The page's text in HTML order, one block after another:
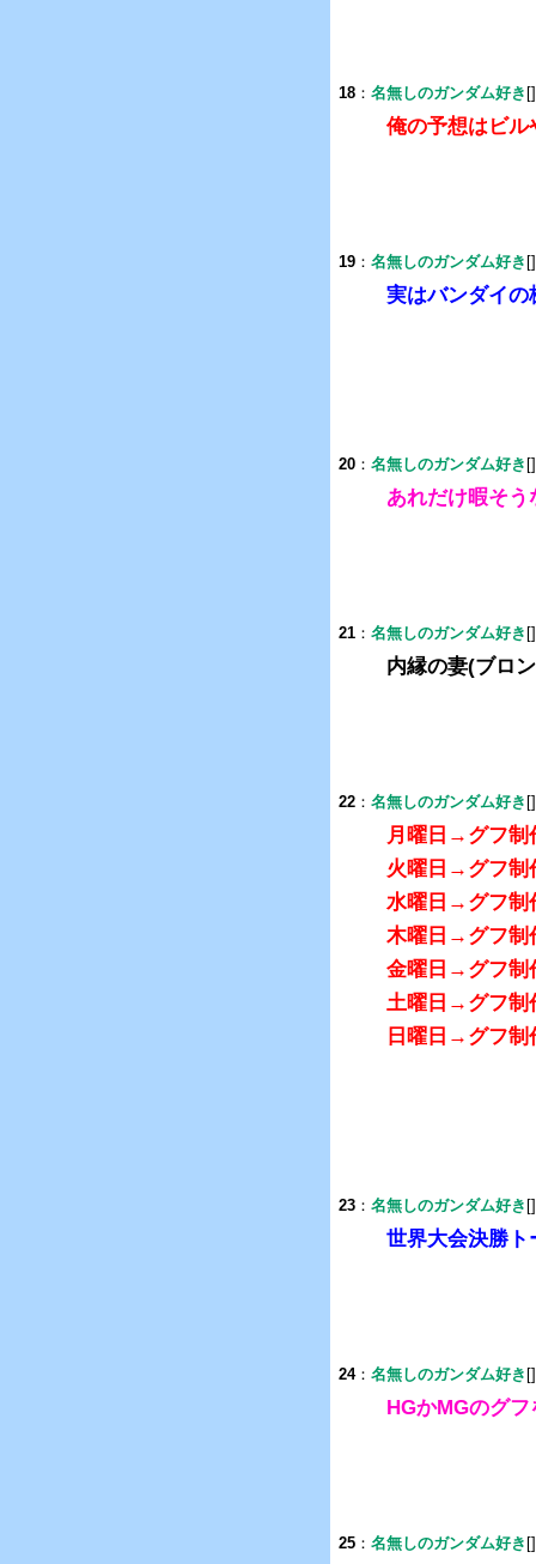
18 ： 名無しのガンダム好き
俺の予想はビル
19 ： 名無しのガンダム好き
実はバンダイの
20 ： 名無しのガンダム好き
あれだけ暇そ
21 ： 名無しのガンダム好き
内縁の妻(ブロ
22 ： 名無しのガンダム好き
月曜日→グフ制
火曜日→グフ制
水曜日→グフ制
木曜日→グフ制
金曜日→グフ制
土曜日→グフ制
日曜日→グフ制
23 ： 名無しのガンダム好き
世界大会決勝ト
24： 名無しのガンダム好き
HGかMGのグ
25 ： 名無しのガンダム好き